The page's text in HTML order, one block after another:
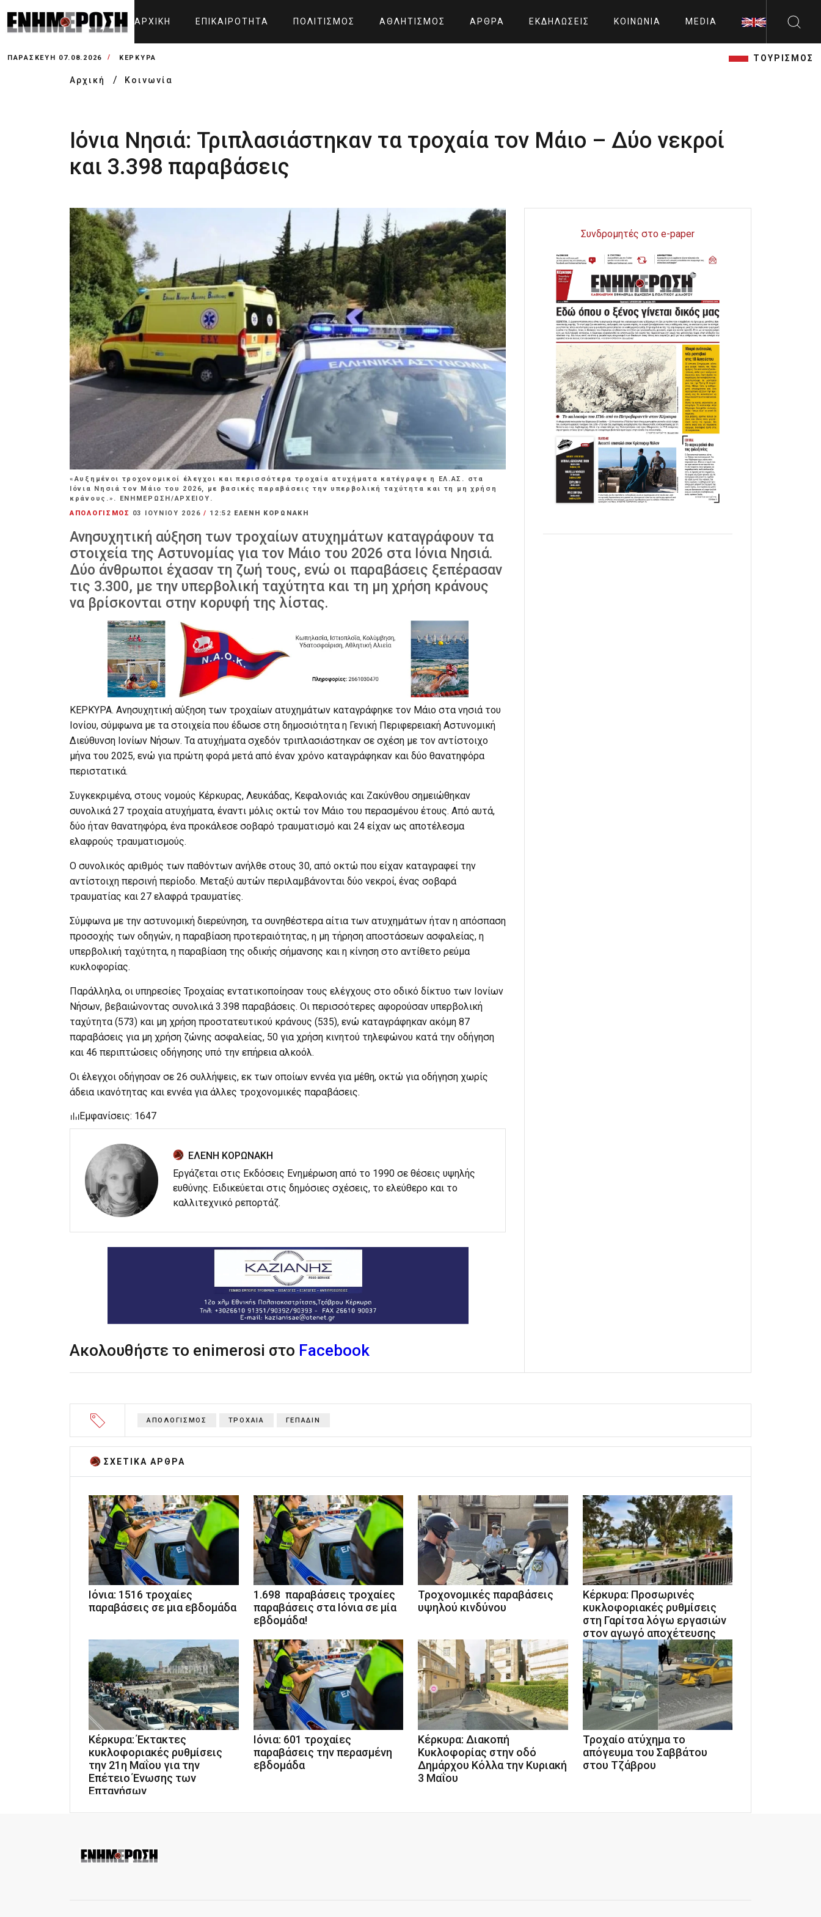
ΑΡΧΙΚΉ ΕΠΙΚΑΙΡΌΤΗΤΑ ΠΟΛΙΤΙΣΜΌΣ ΑΘΛΗΤΙΣΜΌΣ ΆΡΘΡΑ ΕΚΔΗΛΏΣΕΙΣ ΚΟΙΝΩΝΊΑ MEDIA
ΠΑΡΑΣΚΕΥΉ 07.08.2026 ΚΕΡΚΥΡΑ ΤΟΥΡΙΣΜΟΣ
Αρχική Κοινωνία
Ιόνια Νησιά: Τριπλασιάστηκαν τα τροχαία τον Μάιο – Δύο νεκροί
και 3.398 παραβάσεις
«Αυξημένοι τροχονομικοί έλεγχοι και περισσότερα τροχαία ατυχήματα κατέγραψε η ΕΛ.ΑΣ. στα
Ιόνια Νησιά τον Μάιο του 2026, με βασικές παραβάσεις την υπερβολική ταχύτητα και τη μη χρήση
κράνους.». ΕΝΗΜΕΡΩΣΗ/ΑΡΧΕΙΟΥ.
ΑΠΟΛΟΓΙΣΜΟΣ
03 ΙΟΥΝΊΟΥ 2026 / 12:52 ΕΛΕΝΗ ΚΟΡΩΝΑΚΗ
Ανησυχητική αύξηση των τροχαίων ατυχημάτων καταγράφουν τα
στοιχεία της Αστυνομίας για τον Μάιο του 2026 στα Ιόνια Νησιά.
Δύο άνθρωποι έχασαν τη ζωή τους, ενώ οι παραβάσεις ξεπέρασαν
τις 3.300, με την υπερβολική ταχύτητα και τη μη χρήση κράνους
να βρίσκονται στην κορυφή της λίστας.
ΚΕΡΚΥΡΑ. Ανησυχητική αύξηση των τροχαίων ατυχημάτων καταγράφηκε τον Μάιο στα νησιά του
Ιονίου, σύμφωνα με τα στοιχεία που έδωσε στη δημοσιότητα η Γενική Περιφερειακή Αστυνομική
Διεύθυνση Ιονίων Νήσων. Τα ατυχήματα σχεδόν τριπλασιάστηκαν σε σχέση με τον αντίστοιχο
μήνα του 2025, ενώ για πρώτη φορά μετά από έναν χρόνο καταγράφηκαν και δύο θανατηφόρα
περιστατικά.
Συγκεκριμένα, στους νομούς Κέρκυρας, Λευκάδας, Κεφαλονιάς και Ζακύνθου σημειώθηκαν
συνολικά 27 τροχαία ατυχήματα, έναντι μόλις οκτώ τον Μάιο του περασμένου έτους. Από αυτά,
δύο ήταν θανατηφόρα, ένα προκάλεσε σοβαρό τραυματισμό και 24 είχαν ως αποτέλεσμα
ελαφρούς τραυματισμούς.
Ο συνολικός αριθμός των παθόντων ανήλθε στους 30, από οκτώ που είχαν καταγραφεί την
αντίστοιχη περσινή περίοδο. Μεταξύ αυτών περιλαμβάνονται δύο νεκροί, ένας σοβαρά
τραυματίας και 27 ελαφρά τραυματίες.
Σύμφωνα με την αστυνομική διερεύνηση, τα συνηθέστερα αίτια των ατυχημάτων ήταν η απόσπαση
προσοχής των οδηγών, η παραβίαση προτεραιότητας, η μη τήρηση αποστάσεων ασφαλείας, η
υπερβολική ταχύτητα, η παραβίαση της οδικής σήμανσης και η κίνηση στο αντίθετο ρεύμα
κυκλοφορίας.
Παράλληλα, οι υπηρεσίες Τροχαίας εντατικοποίησαν τους ελέγχους στο οδικό δίκτυο των Ιονίων
Νήσων, βεβαιώνοντας συνολικά 3.398 παραβάσεις. Οι περισσότερες αφορούσαν υπερβολική
ταχύτητα (573) και μη χρήση προστατευτικού κράνους (535), ενώ καταγράφηκαν ακόμη 87
παραβάσεις για μη χρήση ζώνης ασφαλείας, 50 για χρήση κινητού τηλεφώνου κατά την οδήγηση
και 46 περιπτώσεις οδήγησης υπό την επήρεια αλκοόλ.
Οι έλεγχοι οδήγησαν σε 26 συλλήψεις, εκ των οποίων εννέα για μέθη, οκτώ για οδήγηση χωρίς
άδεια ικανότητας και εννέα για άλλες τροχονομικές παραβάσεις.
Εμφανίσεις: 1647
ΕΛΕΝΗ ΚΟΡΩΝΑΚΗ
Εργάζεται στις Εκδόσεις Ενημέρωση από το 1990 σε θέσεις υψηλής
ευθύνης. Ειδικεύεται στις δημόσιες σχέσεις, το ελεύθερο και το
καλλιτεχνικό ρεπορτάζ.
Ακολουθήστε το enimerosi στο Facebook
Συνδρομητές στο e-paper
ΑΠΟΛΟΓΙΣΜΟΣ ΤΡΟΧΑΙΑ ΓΕΠΑΔΙΝ
ΣΧΕΤΙΚA AΡΘΡΑ
Ιόνια: 1516 τροχαίες
παραβάσεις σε μια εβδομάδα
1.698 παραβάσεις τροχαίες
παραβάσεις στα Ιόνια σε μία
εβδομάδα!
Τροχονομικές παραβάσεις
υψηλού κινδύνου
Κέρκυρα: Προσωρινές
κυκλοφοριακές ρυθμίσεις
στη Γαρίτσα λόγω εργασιών
στον αγωγό αποχέτευσης
Κέρκυρα: Έκτακτες
κυκλοφοριακές ρυθμίσεις
την 21η Μαΐου για την
Επέτειο Ένωσης των
Επτανήσων
Ιόνια: 601 τροχαίες
παραβάσεις την περασμένη
εβδομάδα
Κέρκυρα: Διακοπή
Κυκλοφορίας στην οδό
Δημάρχου Κόλλα την Κυριακή
3 Μαΐου
Τροχαίο ατύχημα το
απόγευμα του Σαββάτου
στου Τζάβρου